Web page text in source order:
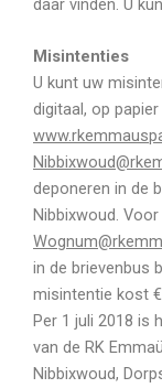
Misintenties
U kunt uw
digitaal, op
deponeren in de
Nibbixwoud.
in de brievenbus
misintentie kost €
Per 1 juli 2018 is
van de RK
Nibbixwoud,